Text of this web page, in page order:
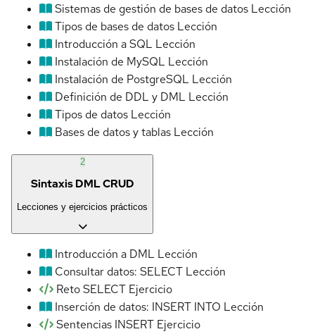
Sistemas de gestión de bases de datos Lección
Tipos de bases de datos Lección
Introducción a SQL Lección
Instalación de MySQL Lección
Instalación de PostgreSQL Lección
Definición de DDL y DML Lección
Tipos de datos Lección
Bases de datos y tablas Lección
2
Sintaxis DML CRUD
Lecciones y ejercicios prácticos
Introducción a DML Lección
Consultar datos: SELECT Lección
Reto SELECT Ejercicio
Inserción de datos: INSERT INTO Lección
Sentencias INSERT Ejercicio